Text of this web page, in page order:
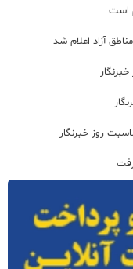
است
آزاد اعلام شد
روز خبرنگار